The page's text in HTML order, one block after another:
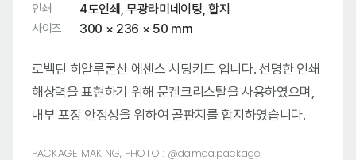
인쇄 4도인쇄, 무광라미네이팅, 합지
사이즈 300 × 236 × 50 mm
로벡틴 히알루론산 에센스 시딩키트 입니다. 선명한 인쇄
해상력을 표현하기 위해 문켄크리스탈을 사용하였으며,
내부 포장 안정성을 위하여 골판지를 합지하였습니다.
PACKAGE MAKING, PHOTO : @damda.package